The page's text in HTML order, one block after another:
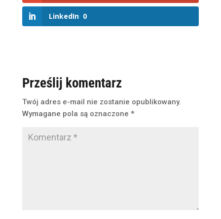
LinkedIn 0
Prześlij komentarz
Twój adres e-mail nie zostanie opublikowany.
Wymagane pola są oznaczone *